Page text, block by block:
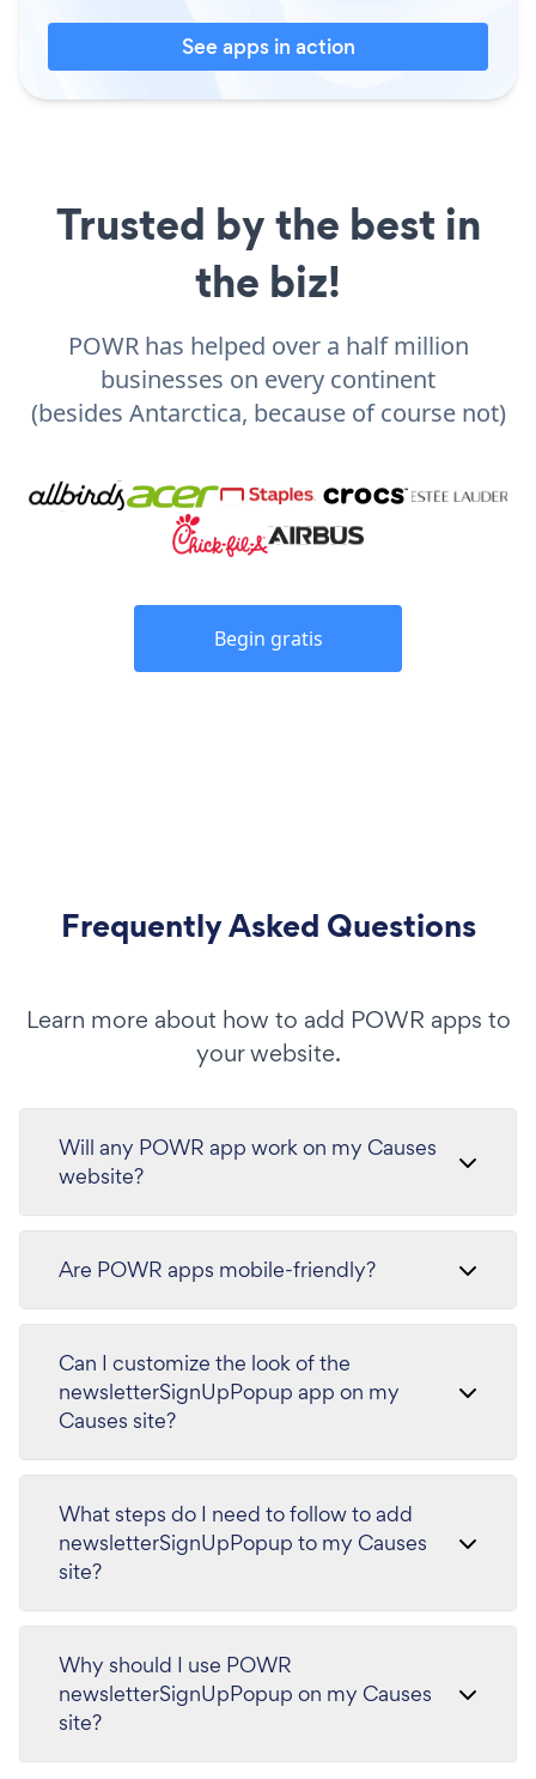
See apps in action
Trusted by the best in
the biz!
POWR has helped over a half million
businesses on every continent
(besides Antarctica, because of course not)
Begin gratis
Frequently Asked Questions
Learn more about how to add POWR apps to
your website.
Will any POWR app work on my Causes
website?
Are POWR apps mobile-friendly?
Can I customize the look of the
newsletterSignUpPopup app on my
Causes site?
What steps do I need to follow to add
newsletterSignUpPopup to my Causes
site?
Why should I use POWR
newsletterSignUpPopup on my Causes
site?